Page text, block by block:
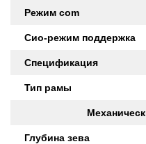
Режим com
Сио-режим поддержка
Спецификация
Тип рамы
Глубина зева